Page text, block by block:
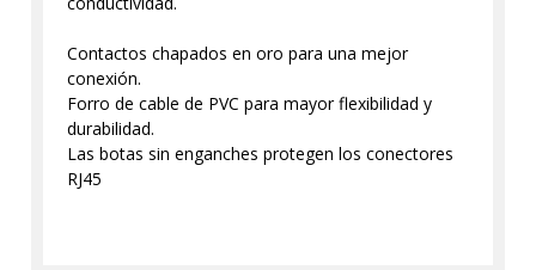
Contactos chapados en oro para una mejor
conexión.
Forro de cable de PVC para mayor flexibilidad y
durabilidad.
Las botas sin enganches protegen los conectores
RJ45